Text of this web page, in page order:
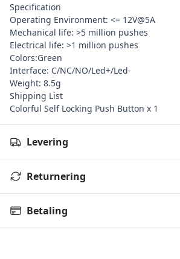
Specification
Operating Environment: <= 12V@5A
Mechanical life: >5 million pushes
Electrical life: >1 million pushes
Colors:Green
Interface: C/NC/NO/Led+/Led-
Weight: 8.5g
Shipping List
Colorful Self Locking Push Button x 1
Levering
Returnering
Betaling